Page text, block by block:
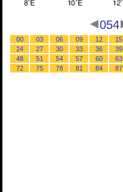
054
00 03 06 09 12 15
24
27 30 33 36 39
48
51 54 57 60 63
72
75 78 81 84 87